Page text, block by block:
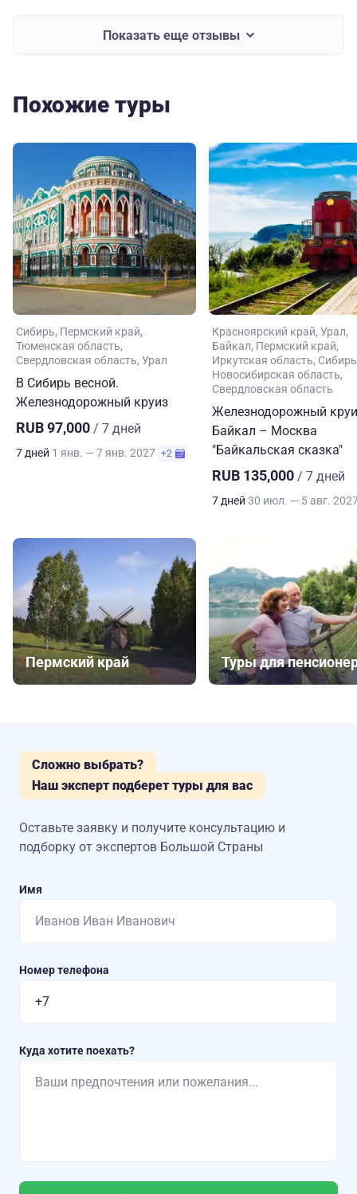
Показать еще отзывы
Похожие туры
Сибирь Пермский край
Тюменская область
Свердловская область Урал
В Сибирь весной.
Железнодорожный круиз
RUB 97,000 / 7 дней
7 дней 1 янв. — 7 янв. 2027 +2
Красноярский край Урал
Байкал Пермский край
Иркутская область Сибирь
Новосибирская область
Свердловская область
Железнодорожный
Байкал – Москва
"Байкальская сказка"
RUB 135,000 / 7 дней
7 дней 30 июл. — 5 авг.
Пермский край Туры для
Сложно выбрать?
Наш эксперт подберет туры для вас
Оставьте заявку и получите консультацию и
подборку от экспертов Большой Страны
Имя
Номер телефона
Куда хотите поехать?